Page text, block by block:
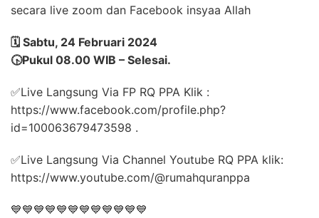
secara live zoom dan Facebook insyaa Allah
🗓️ Sabtu, 24 Februari 2024
🕟Pukul 08.00 WIB – Selesai.
✅Live Langsung Via FP RQ PPA Klik :
https://www.facebook.com/profile.php?
id=100063679473598 .
✅Live Langsung Via Channel Youtube RQ PPA klik:
https://www.youtube.com/@rumahquranppa
💙💙💙💙💙💙💙💙💙💙💙💙